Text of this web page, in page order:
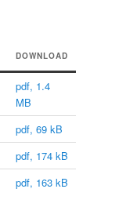
DOWNLOAD
pdf, 1.4
MB
pdf, 69 kB
pdf, 174 kB
pdf, 163 kB